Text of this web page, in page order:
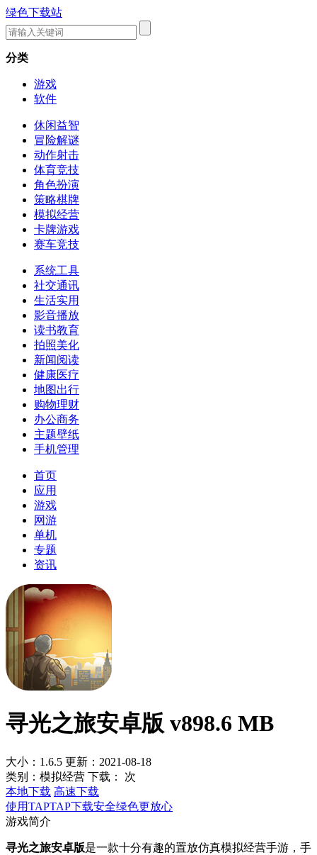
绿色下载站
分类
游戏
软件
休闲益智
冒险解谜
动作射击
体育竞技
角色扮演
策略棋牌
模拟经营
卡牌游戏
赛车竞技
系统工具
社交通讯
生活实用
影音播放
读书教育
拍照美化
新闻阅读
健康医疗
地图出行
购物理财
办公商务
主题壁纸
手机管理
首页
应用
游戏
网游
单机
专题
资讯
寻光之旅安卓版 v898.6 MB
大小：1.6.5 更新：2021-08-18
类别：模拟经营 下载：
次
本地下载 高速下载
使用TAPTAP下载安全绿色更放心
游戏简介
寻光之旅安卓版是一款十分有趣的置放仿真模拟经营手游，手